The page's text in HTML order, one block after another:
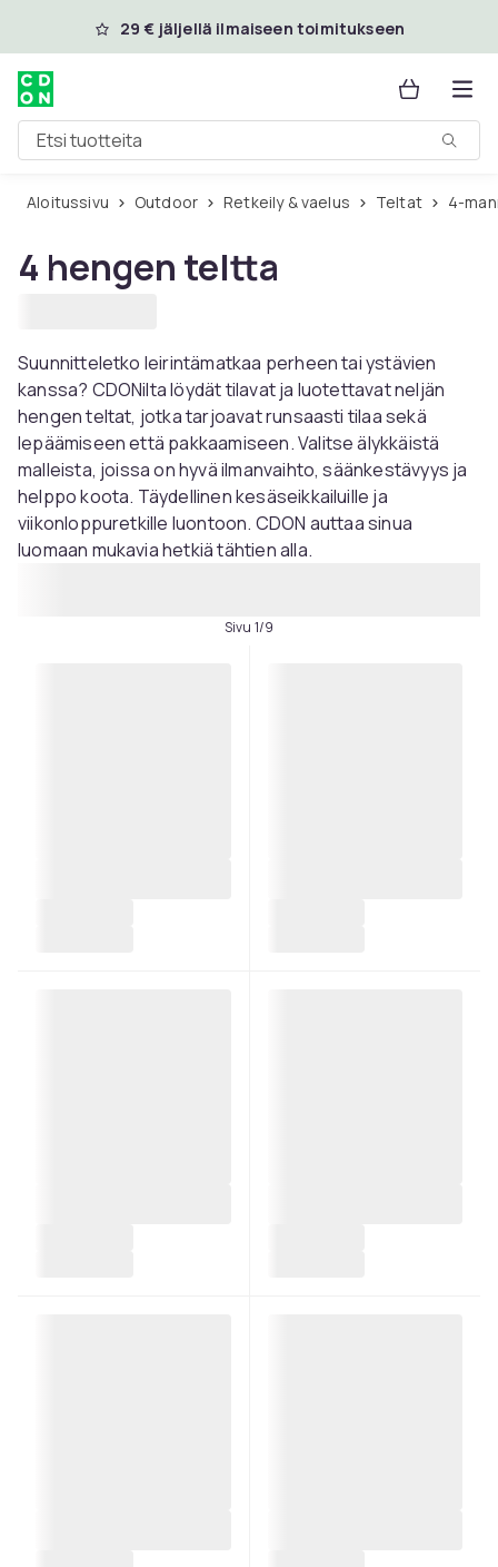
Ohita ja siirry pääsisältöön
29 € jäljellä ilmaiseen toimitukseen
Etsi tuotteita
Aloitussivu Outdoor Retkeily & vaelus Teltat 4-
4 hengen teltta
Suunnitteletko leirintämatkaa perheen tai ystävien
kanssa? CDONilta löydät tilavat ja luotettavat neljän
hengen teltat, jotka tarjoavat runsaasti tilaa sekä
lepäämiseen että pakkaamiseen. Valitse älykkäistä
malleista, joissa on hyvä ilmanvaihto, säänkestävyys ja
helppo koota. Täydellinen kesäseikkailuille ja
viikonloppuretkille luontoon. CDON auttaa sinua
luomaan mukavia hetkiä tähtien alla.
Sivu 1/9